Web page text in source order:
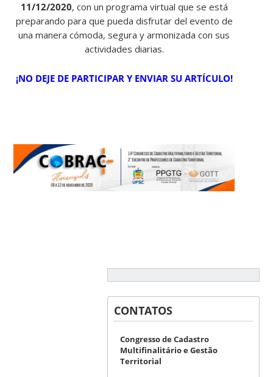
11/12/2020, con un programa virtual que se está
preparando para que pueda disfrutar del evento de
una manera cómoda, segura y armonizada con sus
actividades diarias.
¡NO DEJE DE PARTICIPAR Y ENVIAR SU ARTÍCULO!
CONTATOS
Congresso de Cadastro
Multifinalitário e Gestão
Territorial